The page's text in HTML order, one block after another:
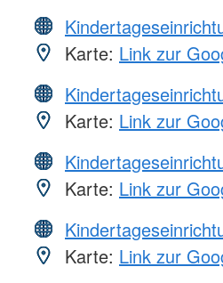
Karte: Link zur
Karte: Link zur
Karte: Link zur
Karte: Link zur